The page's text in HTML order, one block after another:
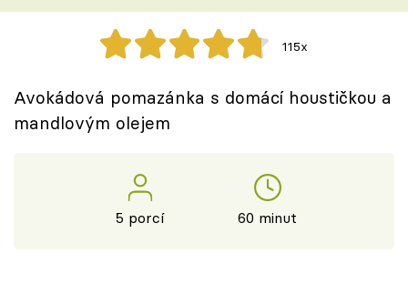
Sledujte prima+
115x
Avokádová pomazánka s domácí houstičkou a
mandlovým olejem
5 porcí 60 minut